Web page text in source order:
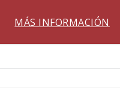
MÁS INFORMACIÓN